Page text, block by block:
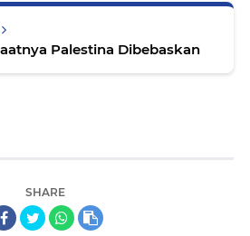
Palestina Dibebaskan
SHARE